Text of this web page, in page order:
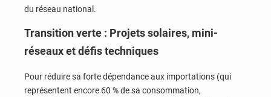
du réseau national.
Transition verte : Projets solaires, mini-
réseaux et défis techniques
Pour réduire sa forte dépendance aux importations (qui
représentent encore 60 % de sa consommation,